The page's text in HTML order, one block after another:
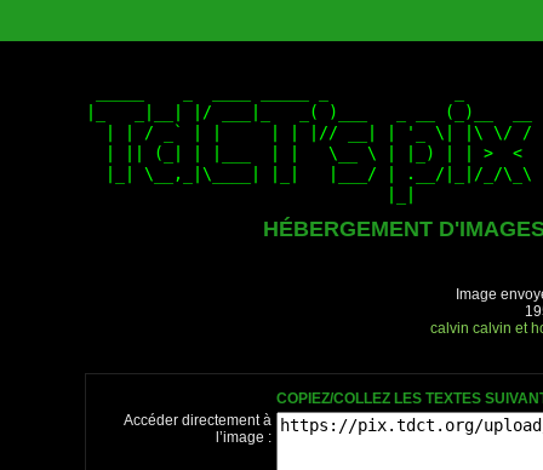
HÉBERGEMENT
Image
calvin calvin et
COPIEZ/COLLEZ LES TEXTES
Accéder directement à
l’image :